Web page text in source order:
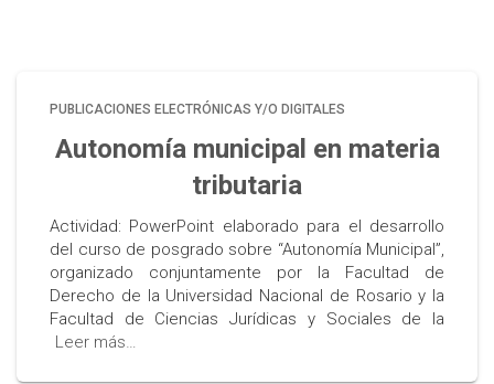
PUBLICACIONES ELECTRÓNICAS Y/O DIGITALES
Autonomía municipal en materia
tributaria
Actividad: PowerPoint elaborado para el desarrollo
del curso de posgrado sobre “Autonomía Municipal”,
organizado conjuntamente por la Facultad de
Derecho de la Universidad Nacional de Rosario y la
Facultad de Ciencias Jurídicas y Sociales de la
Leer más…